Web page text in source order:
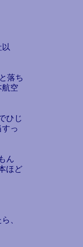
落ち
空
ひじ
っ
ん
ほど
、